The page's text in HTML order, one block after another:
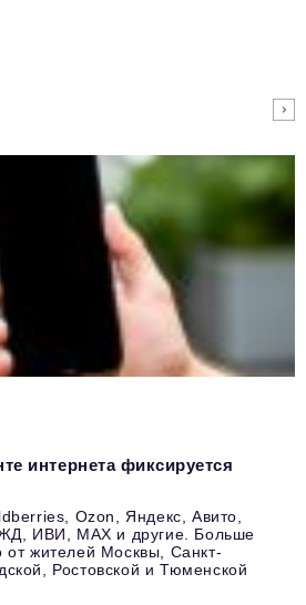
интернета фиксируется
Ozon, Яндекс, Авито,
ИВИ, MAX и другие. Больше
от жителей Москвы, Санкт-
Ростовской и Тюменской